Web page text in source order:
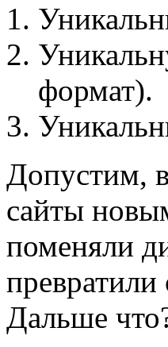
формат).
Допустим,
сайты
поменяли
Дальше